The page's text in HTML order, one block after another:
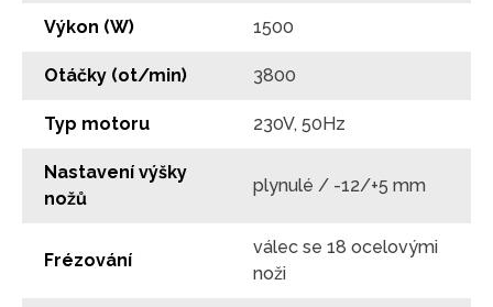
Výkon (W) 1500
Otáčky (ot/min) 3800
Typ motoru 230V, 50Hz
Nastavení výšky
nožů
plynulé / -12/+5 mm
Frézování
válec se 18 ocelovými
noži